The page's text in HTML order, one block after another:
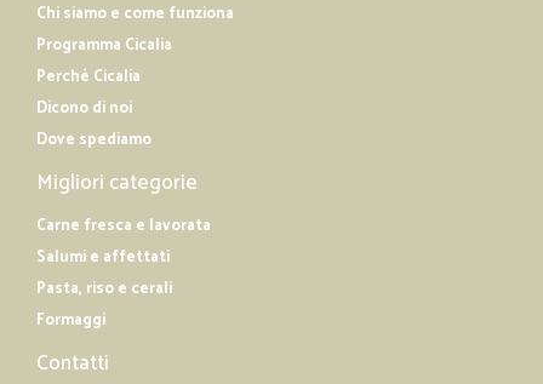
Chi siamo e come funziona
Programma Cicalia
Perché Cicalia
Dicono di noi
Dove spediamo
Migliori categorie
Carne fresca e lavorata
Salumi e affettati
Pasta, riso e cerali
Formaggi
Contatti